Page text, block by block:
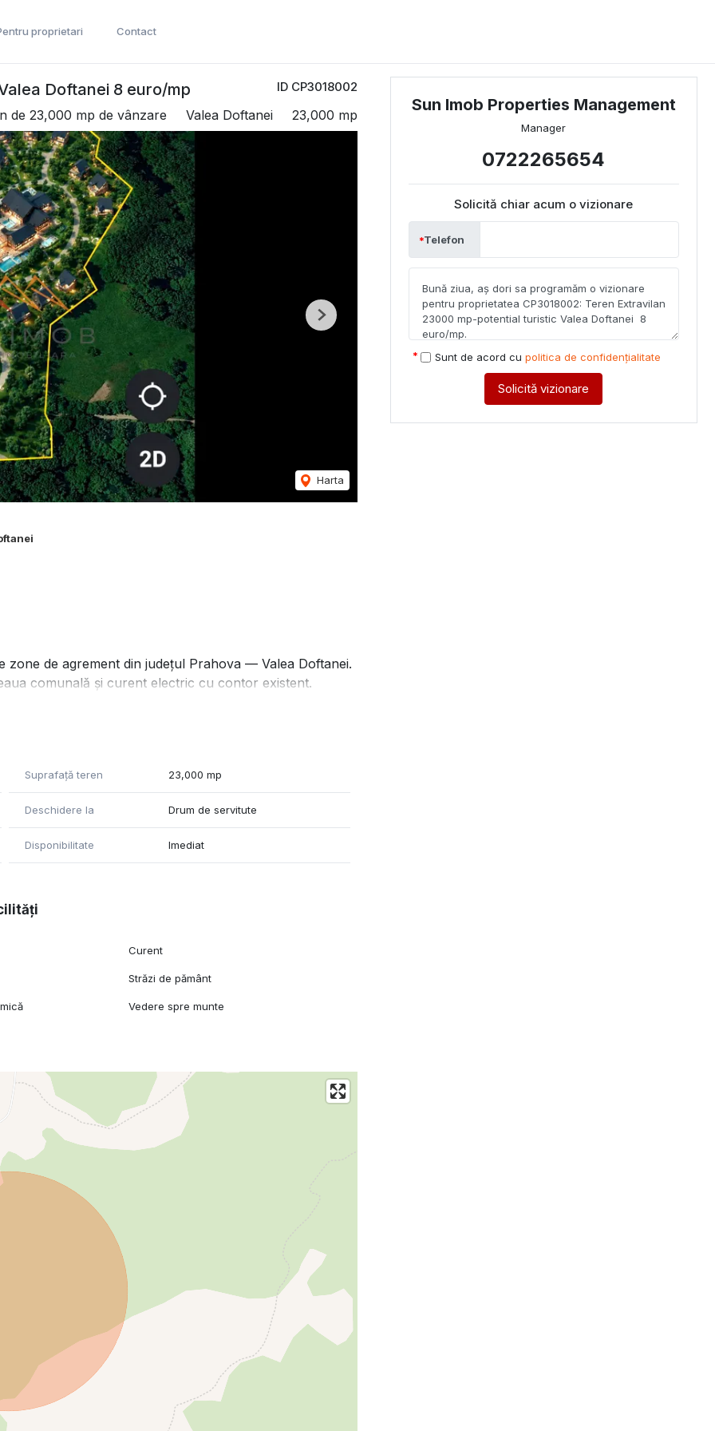
proprietari Contact
ID CP3018002
Doftanei 8 euro/mp
de 23,000 mp de vânzare Valea Doftanei 23,000 mp
Harta
Next
de agrement din județul Prahova — Valea Doftanei.
comunală și curent electric cu contor existent.
— într-o zonă cu cerere în creștere, la distanță
la zonă.
Suprafață teren 23,000 mp
Deschidere la Drum de servitute
Disponibilitate Imediat
Curent
Străzi de pământ
Vedere spre munte
Sun Imob Properties Management
Manager
0722265654
Solicită chiar acum o vizionare
Telefon
Sunt de acord cu politica de confidențialitate
Solicită vizionare